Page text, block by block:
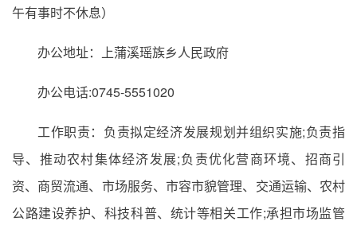
午有事时不休息）
办公地址：上蒲溪瑶族乡人民政府
办公电话:0745-5551020
工作职责：负责拟定经济发展规划并组织实施;负责指
导、推动农村集体经济发展;负责优化营商环境、招商引
资、商贸流通、市场服务、市容市貌管理、交通运输、农村
公路建设养护、科技科普、统计等相关工作;承担市场监管